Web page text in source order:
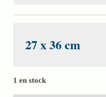
27 x 36 cm
1 en stock